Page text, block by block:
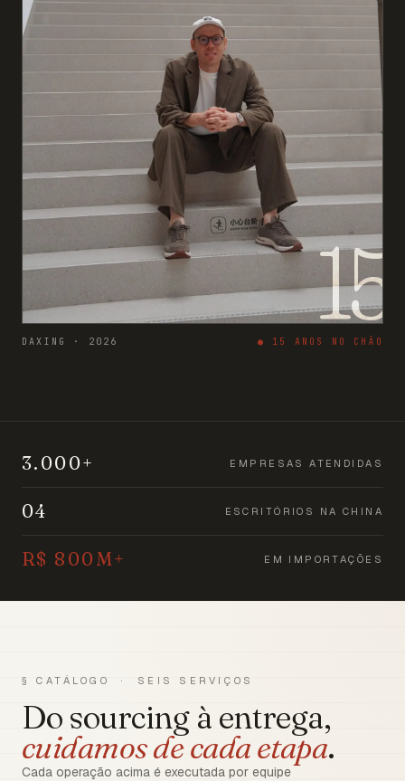
15
DAXING · 2026 ● 15 ANOS NO CHÃO
3.000+ EMPRESAS ATENDIDAS
04 ESCRITÓRIOS NA CHINA
R$ 800M+ EM IMPORTAÇÕES
§ CATÁLOGO · SEIS SERVIÇOS
Do sourcing à entrega,
cuidamos de cada etapa.
Cada operação acima é executada por equipe